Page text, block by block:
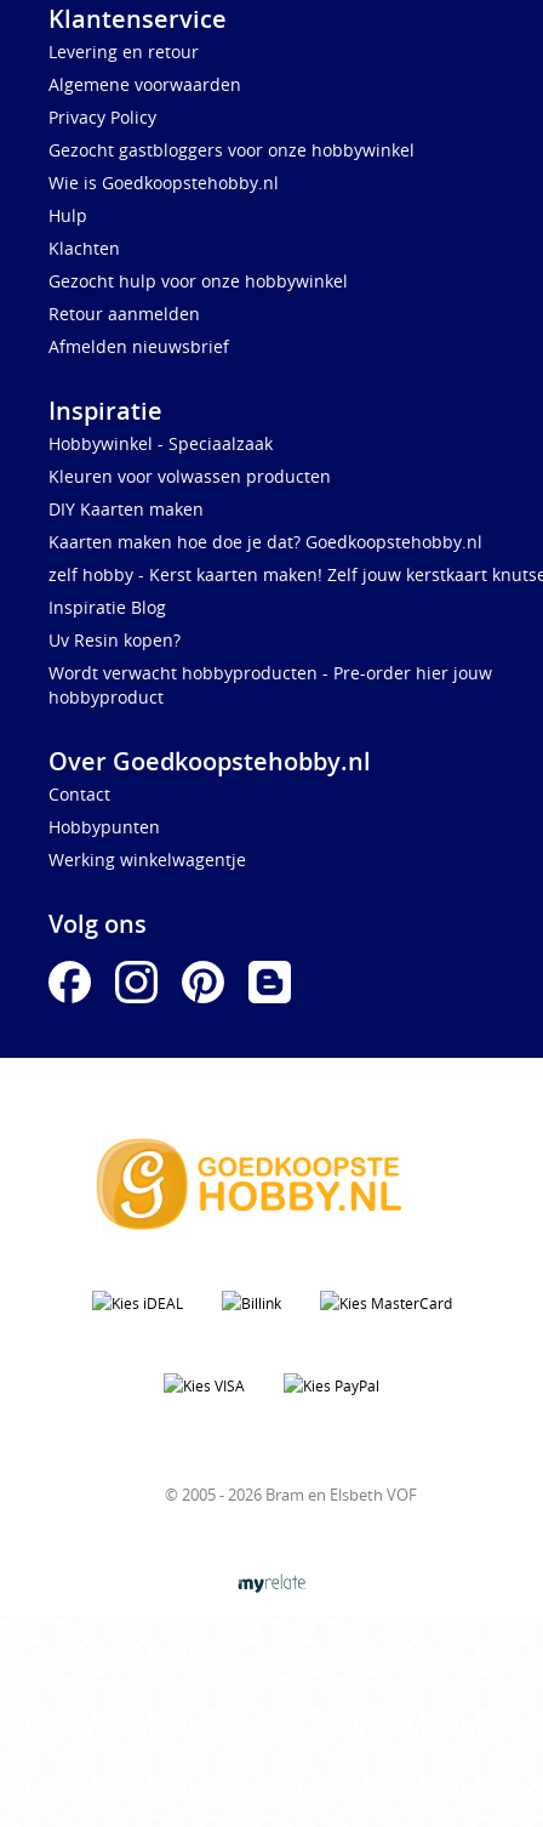
Klantenservice
Levering en retour
Algemene voorwaarden
Privacy Policy
Gezocht gastbloggers voor onze hobbywinkel
Wie is Goedkoopstehobby.nl
Hulp
Klachten
Gezocht hulp voor onze hobbywinkel
Retour aanmelden
Afmelden nieuwsbrief
Inspiratie
Hobbywinkel - Speciaalzaak
Kleuren voor volwassen producten
DIY Kaarten maken
Kaarten maken hoe doe je dat? Goedkoopstehobby.nl
zelf hobby - Kerst kaarten maken! Zelf jouw kerstkaart
Inspiratie Blog
Uv Resin kopen?
Wordt verwacht hobbyproducten - Pre-order hier jouw
hobbyproduct
Over Goedkoopstehobby.nl
Contact
Hobbypunten
Werking winkelwagentje
Volg ons
© 2005 - 2026 Bram en Elsbeth VOF